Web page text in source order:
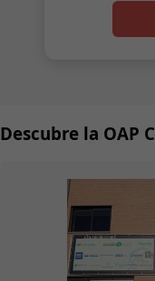
Descubre la OAP